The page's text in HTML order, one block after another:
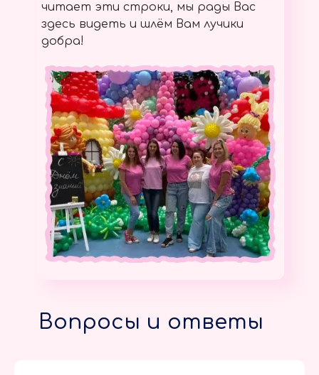
читает эти строки, мы рады Вас
здесь видеть и шлём Вам лучики
добра!
Вопросы и ответы